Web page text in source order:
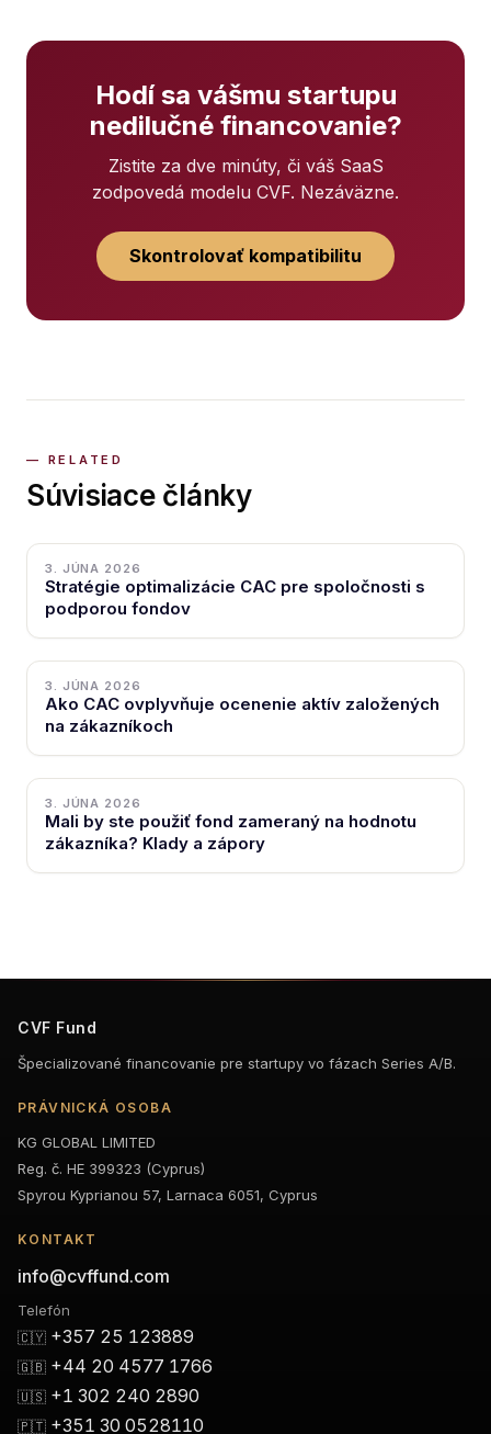
Hodí sa vášmu startupu
nedilučné financovanie?
Zistite za dve minúty, či váš SaaS
zodpovedá modelu CVF. Nezáväzne.
Skontrolovať kompatibilitu
Súvisiace články
3. JÚNA 2026
Stratégie optimalizácie CAC pre spoločnosti s
podporou fondov
3. JÚNA 2026
Ako CAC ovplyvňuje ocenenie aktív založených
na zákazníkoch
3. JÚNA 2026
Mali by ste použiť fond zameraný na hodnotu
zákazníka? Klady a zápory
CVF Fund
Špecializované financovanie pre startupy vo fázach Series A/B.
PRÁVNICKÁ OSOBA
KG GLOBAL LIMITED
Reg. č. HE 399323 (Cyprus)
Spyrou Kyprianou 57, Larnaca 6051, Cyprus
KONTAKT
info@cvffund.com
Telefón
🇨🇾 +357 25 123889
🇬🇧 +44 20 4577 1766
🇺🇸 +1 302 240 2890
🇵🇹 +351 30 0528110